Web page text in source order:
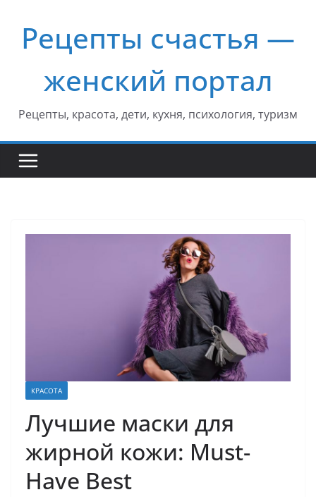
содержимому
Рецепты счастья —
женский портал
Рецепты, красота, дети, кухня, психология, туризм
КРАСОТА
Лучшие маски для
жирной кожи: Must-
Have Best